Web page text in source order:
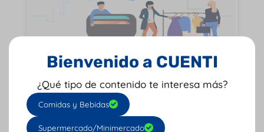
Experiencia de Compra:
software POS para almacén de
ropa
Bienvenido a CUENTI
¿Qué tipo de contenido te interesa más?
Comidas y Bebidas
Supermercado/Minimercado